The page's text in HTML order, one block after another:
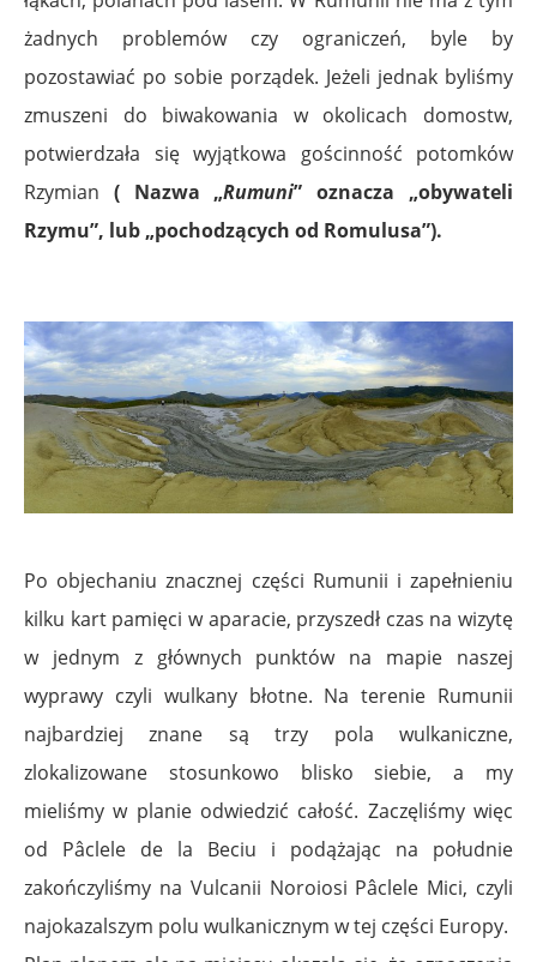
żadnych problemów czy ograniczeń, byle by
pozostawiać po sobie porządek. Jeżeli jednak byliśmy
zmuszeni do biwakowania w okolicach domostw,
potwierdzała się wyjątkowa gościnność potomków
Rzymian ( Nazwa „Rumuni” oznacza „obywateli
Rzymu”, lub „pochodzących od Romulusa”).
Po objechaniu znacznej części Rumunii i zapełnieniu
kilku kart pamięci w aparacie, przyszedł czas na wizytę
w jednym z głównych punktów na mapie naszej
wyprawy czyli wulkany błotne. Na terenie Rumunii
najbardziej znane są trzy pola wulkaniczne,
zlokalizowane stosunkowo blisko siebie, a my
mieliśmy w planie odwiedzić całość. Zaczęliśmy więc
od Pâclele de la Beciu i podążając na południe
zakończyliśmy na Vulcanii Noroiosi Pâclele Mici, czyli
najokazalszym polu wulkanicznym w tej części Europy.